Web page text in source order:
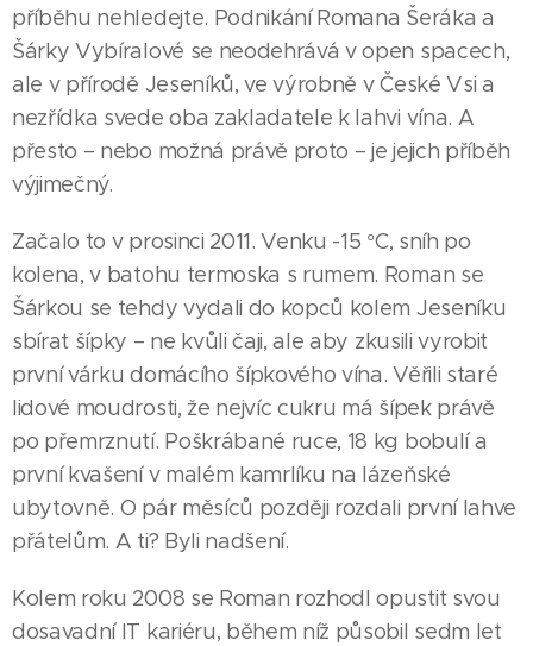
příběhu nehledejte. Podnikání Romana Šeráka a
Šárky Vybíralové se neodehrává v open spacech,
ale v přírodě Jeseníků, ve výrobně v České Vsi a
nezřídka svede oba zakladatele k lahvi vína. A
přesto – nebo možná právě proto – je jejich příběh
výjimečný.
Začalo to v prosinci 2011. Venku -15 °C, sníh po
kolena, v batohu termoska s rumem. Roman se
Šárkou se tehdy vydali do kopců kolem Jeseníku
sbírat šípky – ne kvůli čaji, ale aby zkusili vyrobit
první várku domácího šípkového vína. Věřili staré
lidové moudrosti, že nejvíc cukru má šípek právě
po přemrznutí. Poškrábané ruce, 18 kg bobulí a
první kvašení v malém kamrlíku na lázeňské
ubytovně. O pár měsíců později rozdali první lahve
přátelům. A ti? Byli nadšení.
Kolem roku 2008 se Roman rozhodl opustit svou
dosavadní IT kariéru, během níž působil sedm let